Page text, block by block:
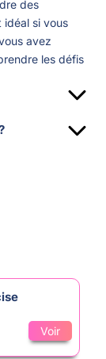
des
idéal si vous
avez
les défis
réponses
nous
en détail, tout
pratiques
une
Vous
est
qui vous
qui vous
claires et un
Voir